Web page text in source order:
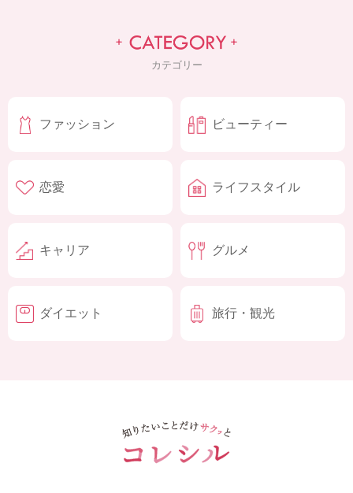
カテゴリー
ファッション ビューティー
恋愛 ライフスタイル
キャリア グルメ
ダイエット 旅行・観光